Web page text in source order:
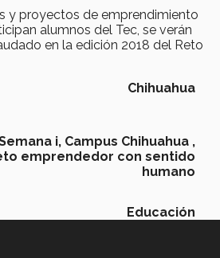
y proyectos de emprendimiento
alumnos del Tec, se verán
en la edición 2018 del Reto
Chihuahua
i, Campus Chihuahua ,
emprendedor con sentido
humano
Educación